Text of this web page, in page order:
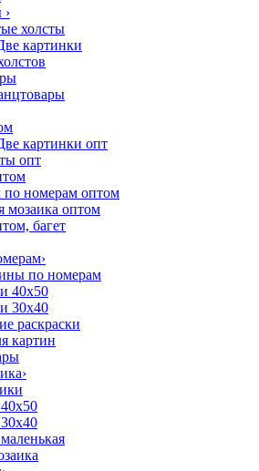
›
холсты
картинки
картинки опт
опт
номерам оптом
мозаика оптом
багет
›
по номерам
40х50
30х40
раскраски
картин
›